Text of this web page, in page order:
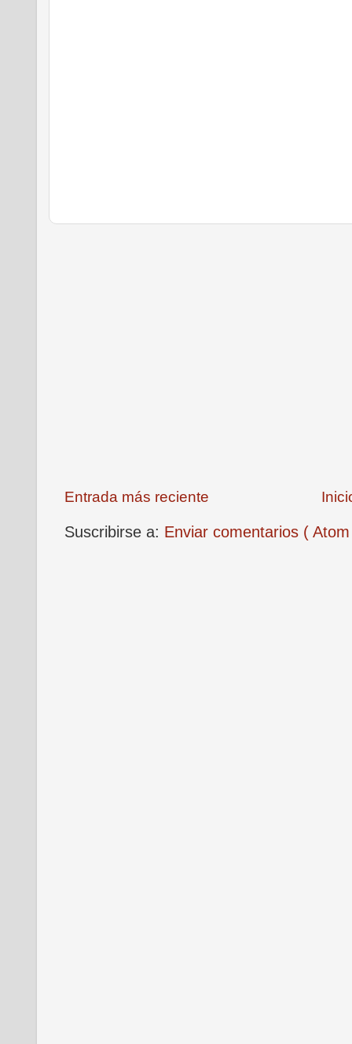
Entrada más reciente
Suscribirse a: Enviar comentarios (